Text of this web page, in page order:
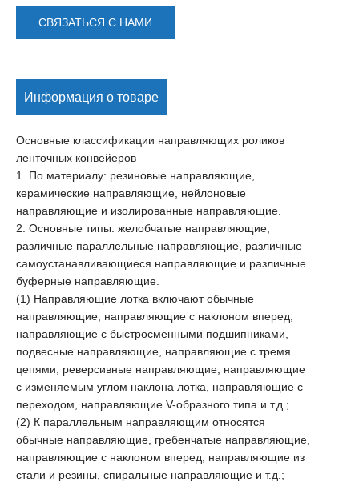
СВЯЗАТЬСЯ С НАМИ
Информация о товаре
Основные классификации направляющих роликов
ленточных конвейеров
1. По материалу: резиновые направляющие,
керамические направляющие, нейлоновые
направляющие и изолированные направляющие.
2. Основные типы: желобчатые направляющие,
различные параллельные направляющие, различные
самоустанавливающиеся направляющие и различные
буферные направляющие.
(1) Направляющие лотка включают обычные
направляющие, направляющие с наклоном вперед,
направляющие с быстросменными подшипниками,
подвесные направляющие, направляющие с тремя
цепями, реверсивные направляющие, направляющие
с изменяемым углом наклона лотка, направляющие с
переходом, направляющие V-образного типа и т.д.;
(2) К параллельным направляющим относятся
обычные направляющие, гребенчатые направляющие,
направляющие с наклоном вперед, направляющие из
стали и резины, спиральные направляющие и т.д.;